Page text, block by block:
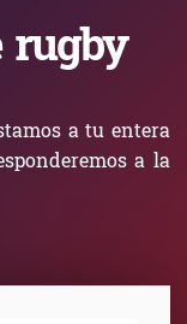
rugby
a tu entera
a la